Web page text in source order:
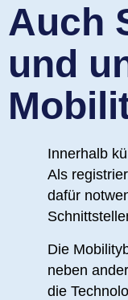
Auch
und
Innerhalb
Als
dafür
Die
neben
die